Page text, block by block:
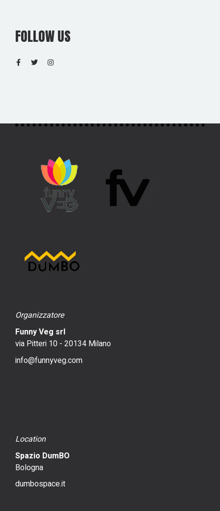
FOLLOW US
Organizzatore
Funny Veg srl
via Pitteri 10 - 20134 Milano
info@funnyveg.com
Location
Spazio DumBO
Bologna
dumbospace.it